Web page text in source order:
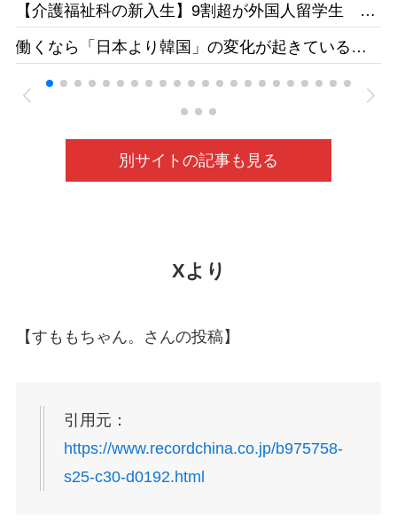
【介護福祉科の新入生】9割超が外国人留学生 志
す日本人減、国の受け入れ方針も影響 福井県の
若狭医療福祉専門学校［福井新聞］26/05
働くなら「日本より韓国」の変化が起きている
26/05
別サイトの記事も見る
Xより
【すももちゃん。さんの投稿】
引用元：
https://www.recordchina.co.jp/b975758-
s25-c30-d0192.html